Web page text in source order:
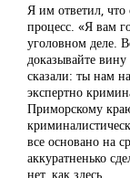
Я им ответил, что
процесс. «Я вам
уголовном деле.
доказывайте
сказали: ты нам
экспертно
Приморскому
все основано на
аккуратненько
нет, как здесь.